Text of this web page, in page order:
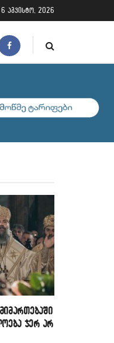
აგვისტო, 2026
ჯერ არ